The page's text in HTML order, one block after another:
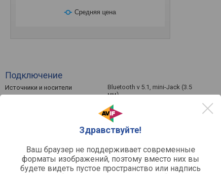
Здравствуйте!
Ваш браузер не поддерживает современные
форматы изображений, поэтому вместо них вы
будете видеть пустое пространство или надпись
Средняя цена
Подключение
Источники и носители
Bluetooth v 5.1, mini-Jack (3.5
мм)
Время автономной работы
20 ч
USB-порт для зарядки
USB C